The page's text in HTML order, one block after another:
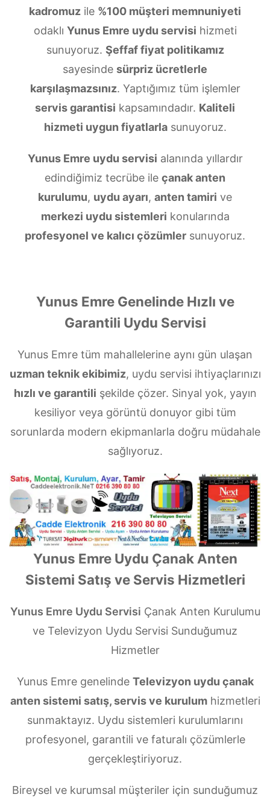
kadromuz ile %100 müşteri memnuniyeti
odaklı Yunus Emre uydu servisi hizmeti
sunuyoruz. Şeffaf fiyat politikamız
sayesinde sürpriz ücretlerle
karşılaşmazsınız. Yaptığımız tüm işlemler
servis garantisi kapsamındadır. Kaliteli
hizmeti uygun fiyatlarlasunuyoruz.
Yunus Emre uydu servisi alanında yıllardır
edindiğimiz tecrübe ile çanak anten
kurulumu, uydu ayarı, anten tamiri ve
merkezi uydu sistemleri konularında
profesyonel ve kalıcı çözümler sunuyoruz.
Yunus Emre Genelinde Hızlı ve
Garantili Uydu Servisi
Yunus Emre tüm mahallelerine aynı gün ulaşan
uzman teknik ekibimiz, uydu servisi ihtiyaçlarınızı
hızlı ve garantili şekilde çözer. Sinyal yok, yayın
kesiliyor veya görüntü donuyor gibi tüm
sorunlarda modern ekipmanlarla doğru müdahale
sağlıyoruz.
Yunus Emre Uydu Çanak Anten
Sistemi Satış ve Servis Hizmetleri
Yunus Emre Uydu Servisi Çanak Anten Kurulumu
ve Televizyon Uydu Servisi Sunduğumuz
Hizmetler
Yunus Emre genelinde Televizyon uydu çanak
anten sistemi satış, servis ve kurulumhizmetleri
sunmaktayız. Uydu sistemleri kurulumlarını
profesyonel, garantili ve faturalı çözümlerle
gerçekleştiriyoruz.
Bireysel ve kurumsal müşteriler için sunduğumuz